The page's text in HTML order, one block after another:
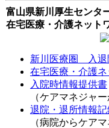
富山県新川厚生センタ
在宅医療・介護ネット
新川医療圏 入退
在宅医療・介護
入院時情報提供書
（ケアマネジャ
退院・退所情報
（病院からケア